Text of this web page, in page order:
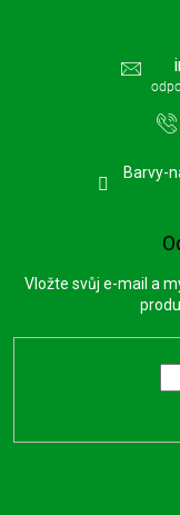
Barvy-
Vložte svůj e-mail a